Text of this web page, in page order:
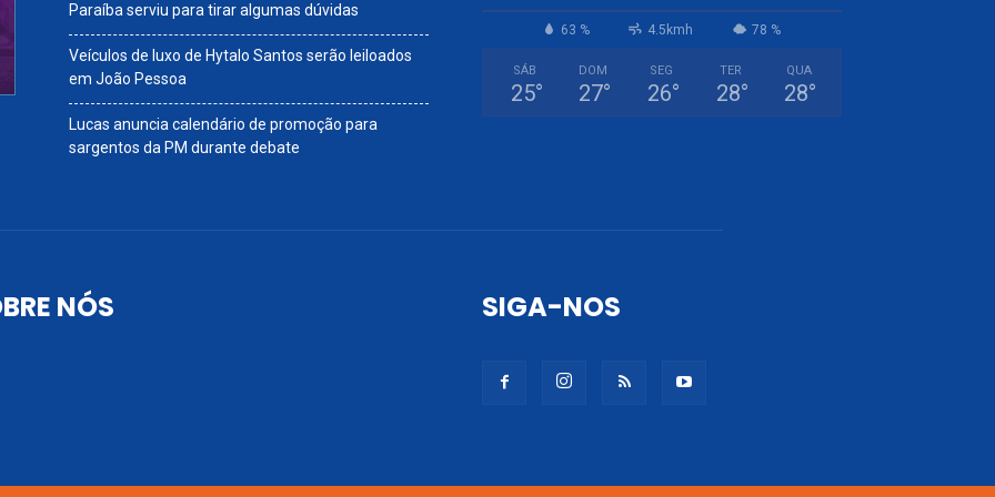
Paraíba serviu para tirar algumas dúvidas
Veículos de luxo de Hytalo Santos serão leiloados
em João Pessoa
Lucas anuncia calendário de promoção para
sargentos da PM durante debate
63 % 4.5kmh 78 %
SÁB
25°
DOM
27°
SEG
26°
TER
28°
QUA
28°
NÓS SIGA-NOS